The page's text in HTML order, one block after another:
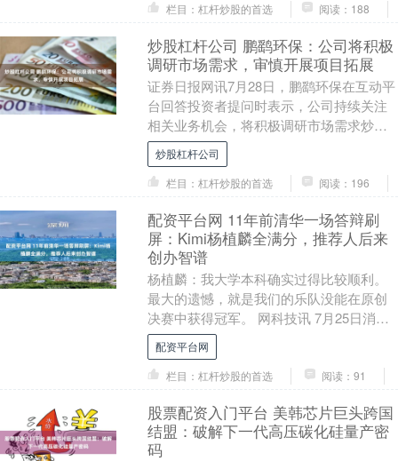
栏目：杠杆炒股的首选
阅读：188
炒股杠杆公司 鹏鹞环保：公司将积极
调研市场需求，审慎开展项目拓展
证券日报网讯7月28日，鹏鹞环保在互动平
台回答投资者提问时表示，公司持续关注
相关业务机会，将积极调研市场需求炒股
杠杆公司，审慎开展项目拓展。 海量资
讯、精准解读....
炒股杠杆公司
栏目：杠杆炒股的首选
阅读：196
配资平台网 11年前清华一场答辩刷
屏：Kimi杨植麟全满分，推荐人后来
创办智谱
杨植麟：我大学本科确实过得比较顺利。
最大的遗憾，就是我们的乐队没能在原创
决赛中获得冠军。 网科技讯 7月25日消息
（作者/刘毓坤） 今日，一张清华大学特等
奖学金....
配资平台网
栏目：杠杆炒股的首选
阅读：91
股票配资入门平台 美韩芯片巨头跨国
结盟：破解下一代高压碳化硅量产密
码